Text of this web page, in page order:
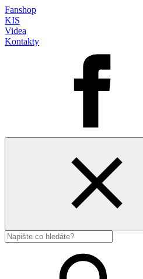
Fanshop
KIS
Videa
Kontakty